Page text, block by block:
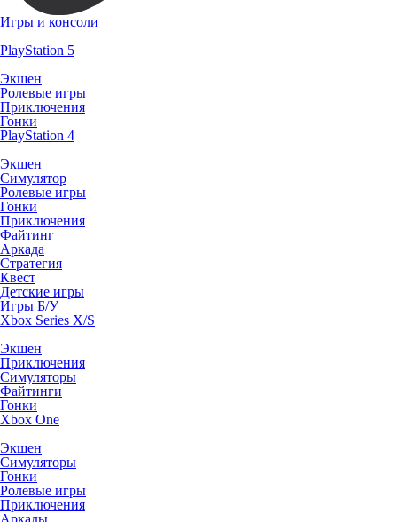
Игры и консоли
PlayStation 5
Экшен
Ролевые игры
Приключения
Гонки
PlayStation 4
Экшен
Симулятор
Ролевые игры
Гонки
Приключения
Файтинг
Аркада
Стратегия
Квест
Детские игры
Игры Б/У
Xbox Series X/S
Экшен
Приключения
Симуляторы
Файтинги
Гонки
Xbox One
Экшен
Симуляторы
Гонки
Ролевые игры
Приключения
Аркады